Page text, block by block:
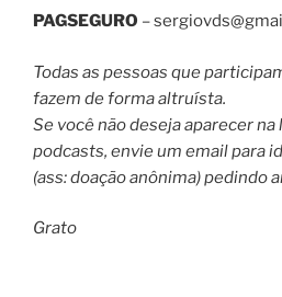
PAGSEGURO –
Todas as pessoas que
fazem de forma altruísta.
Se você não deseja aparecer
podcasts, envie um email para
(ass: doação anônima) pedindo
Grato